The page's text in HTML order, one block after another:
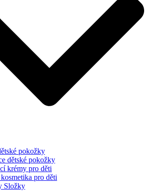
pokožky
dětské pokožky
krémy pro děti
pro děti
Složky